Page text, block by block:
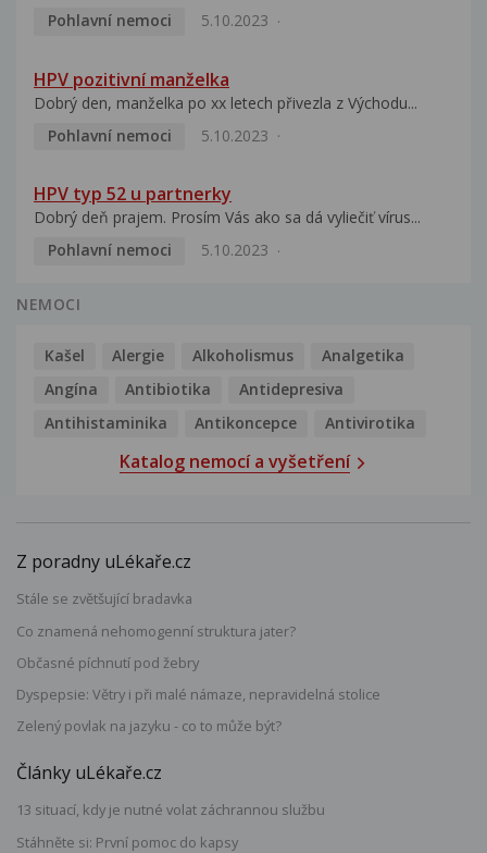
Pohlavní nemoci
5.10.2023
HPV pozitivní manželka
Dobrý den, manželka po xx letech přivezla z Východu...
Pohlavní nemoci
5.10.2023
HPV typ 52 u partnerky
Dobrý deň prajem. Prosím Vás ako sa dá vyliečiť vírus...
Pohlavní nemoci
5.10.2023
NEMOCI
Kašel Alergie Alkoholismus
Analgetika
Angína
Antibiotika
Antidepresiva
Antihistaminika
Antikoncepce Antivirotika
Katalog nemocí a vyšetření
Z poradny uLékaře.cz
Stále se zvětšující bradavka
Co znamená nehomogenní struktura jater?
Občasné píchnutí pod žebry
Dyspepsie: Větry i při malé námaze, nepravidelná stolice
Zelený povlak na jazyku - co to může být?
Články uLékaře.cz
13 situací, kdy je nutné volat záchrannou službu
Stáhněte si: První pomoc do kapsy